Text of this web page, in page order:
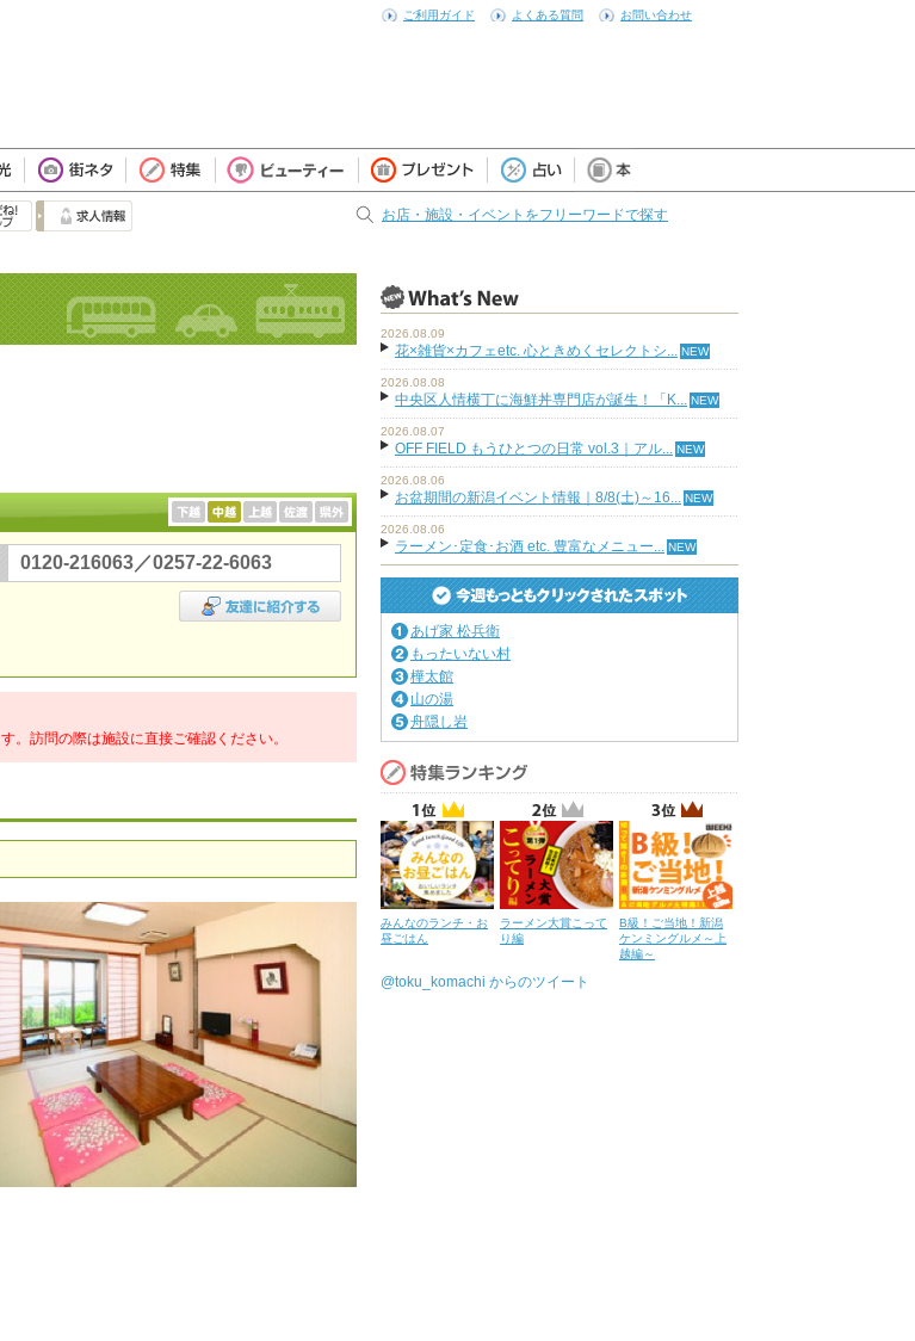
ご利用ガイド よくある質問 お問い合わせ
お店・施設・イベントをフリーワードで探す
0120-216063／0257-22-6063
訪問の際は施設に直接ご確認ください。
2026.08.09
花×雑貨×カフェetc. 心ときめくセレクトシ...
2026.08.08
中央区人情横丁に海鮮丼専門店が誕生！「K...
2026.08.07
OFF FIELD もうひとつの日常 vol.3｜アル...
2026.08.06
お盆期間の新潟イベント情報｜8/8(土)～16...
2026.08.06
ラーメン･定食･お酒 etc. 豊富なメニュー...
あげ家 松兵衛
もったいない村
樺太館
山の湯
舟隠し岩
みんなのランチ・お
昼ごはん
ラーメン大賞こって
り編
B級！ご当地！新潟
ケンミングルメ～上
越編～
@toku_komachi からのツイート